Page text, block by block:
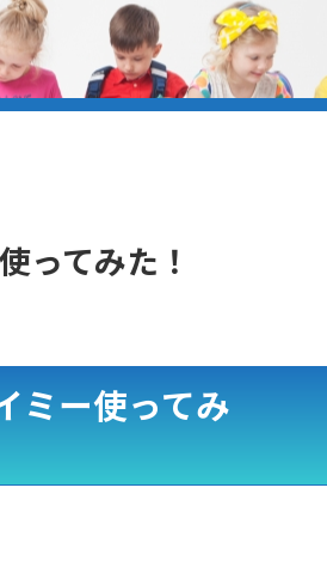
ってみた！
ミー使ってみ